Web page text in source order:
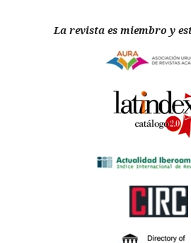
La revista es miembro y